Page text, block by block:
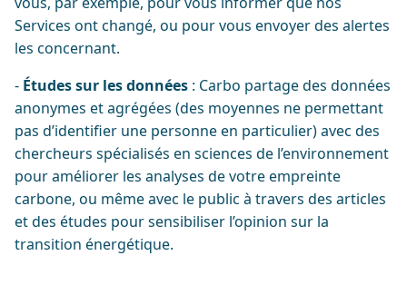
Services ont changé, ou pour vous envoyer des alertes
les concernant.
- Études sur les données : Carbo partage des données
anonymes et agrégées (des moyennes ne permettant
pas d’identifier une personne en particulier) avec des
chercheurs spécialisés en sciences de l’environnement
pour améliorer les analyses de votre empreinte
carbone, ou même avec le public à travers des articles
et des études pour sensibiliser l’opinion sur la
transition énergétique.